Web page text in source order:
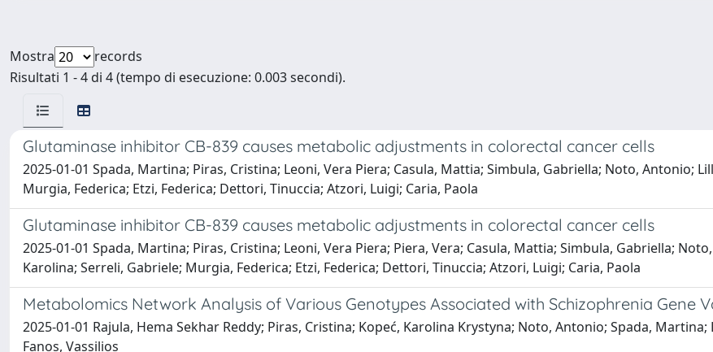
Mostra
records
Risultati 1 - 4 di 4 (tempo di esecuzione: 0.003 secondi).
Glutaminase inhibitor CB-839 causes metabolic adjustments in colorectal cancer cells
2025-01-01 Spada, Martina; Piras, Cristina; Leoni, Vera Piera; Casula, Mattia; Simbula, Gabriella; Noto, Antonio;
Murgia, Federica; Etzi, Federica; Dettori, Tinuccia; Atzori, Luigi; Caria, Paola
Glutaminase inhibitor CB-839 causes metabolic adjustments in colorectal cancer cells
2025-01-01 Spada, Martina; Piras, Cristina; Leoni, Vera Piera; Piera, Vera; Casula, Mattia; Simbula, Gabriella;
Karolina; Serreli, Gabriele; Murgia, Federica; Etzi, Federica; Dettori, Tinuccia; Atzori, Luigi; Caria, Paola
Metabolomics Network Analysis of Various Genotypes Associated with Schizophrenia Gene
2025-01-01 Rajula, Hema Sekhar Reddy; Piras, Cristina; Kopeć, Karolina Krystyna; Noto, Antonio; Spada,
Fanos, Vassilios